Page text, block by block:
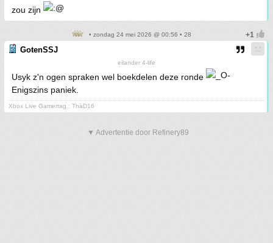
zou zijn
• zondag 24 mei 2026 @ 00:56 • 28
GotenSSJ
eilander 4-life
Usyk z'n ogen spraken wel boekdelen deze ronde
Enigszins paniek.
Xbox Live Gamertag : ThaD16
▼ Advertentie door Refinery89